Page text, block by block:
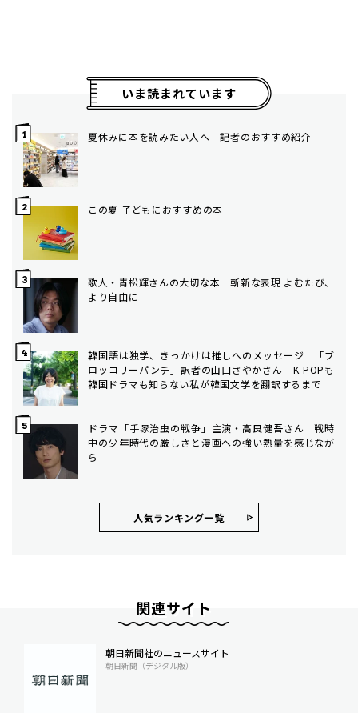
いま読まれています
夏休みに本を読みたい人へ 記者のおすすめ紹介
この夏 子どもにおすすめの本
歌人・青松輝さんの大切な本 斬新な表現 よむたび、
より自由に
韓国語は独学、きっかけは推しへのメッセージ 「ブ
ロッコリーパンチ」訳者の山口さやかさん K-POPも
韓国ドラマも知らない私が韓国文学を翻訳するまで
ドラマ「手塚治虫の戦争」主演・高良健吾さん 戦時
中の少年時代の厳しさと漫画への強い熱量を感じなが
ら
人気ランキング⼀覧
関連サイト
朝日新聞社のニュースサイト
朝日新聞（デジタル版）